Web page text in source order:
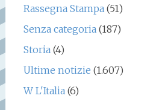
Rassegna Stampa (51)
Senza categoria (187)
Storia (4)
Ultime notizie (1.607)
W L'Italia (6)